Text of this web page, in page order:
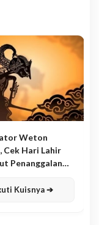
Weton
Cek Hari Lahir
Penanggalan
Kuisnya ➔